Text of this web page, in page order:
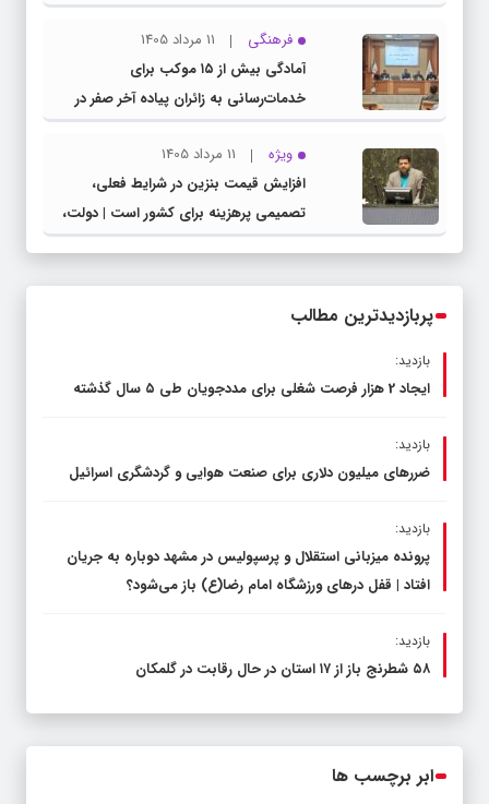
مشترک عضو کمیسیون آموزش مجلس با
مدیرکل آموزش و پرورش خراسان رضوی
فرهنگی
11 مرداد 1405
آمادگی بیش از ۱۵ موکب برای
خدمات‌رسانی به زائران پیاده آخر صفر در
شهرستان چناران
ویژه
11 مرداد 1405
افزایش قیمت بنزین در شرایط فعلی،
تصمیمی پرهزینه برای کشور است | دولت،
قاچاق سوخت و عوامل اصلی ناترازی را
پربازدیدترین مطالب
بازدید:
ایجاد 2 هزار فرصت شغلی برای مددجویان طی ۵ سال گذشته
بازدید:
ضررهای میلیون دلاری برای صنعت هوایی و گردشگری اسرائیل
بازدید:
پرونده میزبانی استقلال و پرسپولیس در مشهد دوباره به جریان
افتاد | قفل در‌های ورزشگاه امام رضا(ع) باز می‌شود؟
بازدید:
۵۸ شطرنج‌ باز از ۱۷ استان در حال رقابت در گلمکان
ابر برچسب ها